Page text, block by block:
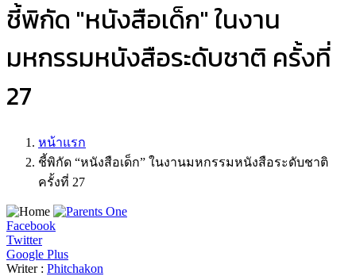
ชี้พิกัด "หนังสือเด็ก" ในงาน
มหกรรมหนังสือระดับชาติ ครั้งที่
27
หน้าแรก
ชี้พิกัด “หนังสือเด็ก” ในงานมหกรรมหนังสือระดับชาติ
ครั้งที่ 27
Facebook
Twitter
Google Plus
Writer : Phitchakon